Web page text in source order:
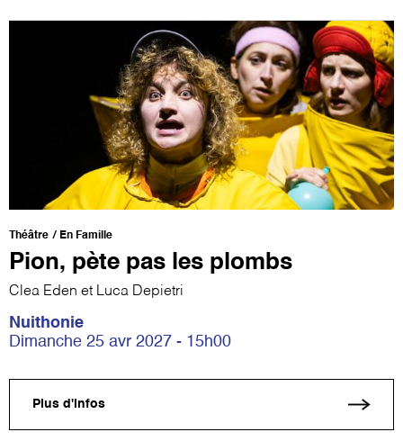
Théâtre En Famille
Pion, pète pas les plombs
Clea Eden et Luca Depietri
Nuithonie
Dimanche 25 avr 2027 - 15h00
Plus d'infos